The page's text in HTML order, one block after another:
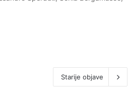
Starije objave